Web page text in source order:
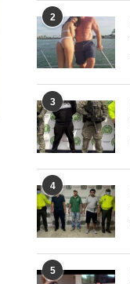
2
3
4
5